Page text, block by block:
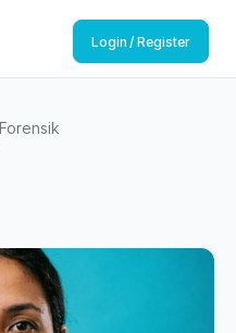
Login / Register
Forensik